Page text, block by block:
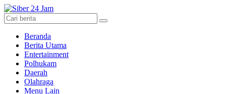
Beranda
Berita Utama
Entertainment
Polhukam
Daerah
Olahraga
Menu Lain